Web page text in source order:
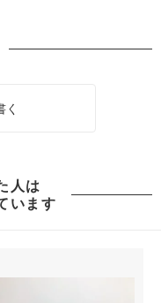
く
人は
います